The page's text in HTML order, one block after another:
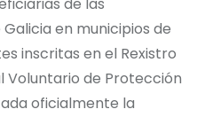
en municipios de
inscritas en el Rexistro
Voluntario de Protección
oficialmente la